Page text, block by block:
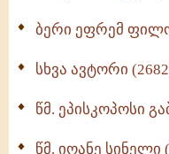
სულიერი
ნაწილი II (369)
ბერი ეფრემ
სხვა ავტორი
წმ. ეპისკოპოსი
წმ. იოანე სინელი